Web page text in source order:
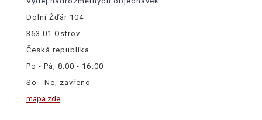
Dolní Žďár 104
363 01 Ostrov
Česká republika
Po - Pá, 8:00 - 16:00
So - Ne, zavřeno
mapa zde